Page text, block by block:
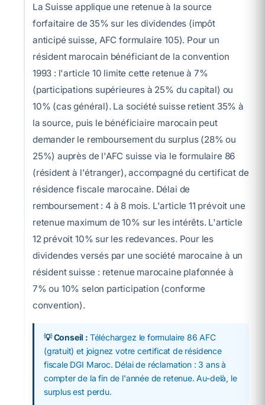
La Suisse applique une retenue à la source
forfaitaire de 35% sur les dividendes (impôt
anticipé suisse, AFC formulaire 105). Pour un
résident marocain bénéficiant de la convention
1993 : l'article 10 limite cette retenue à 7%
(participations supérieures à 25% du capital) ou
10% (cas général). La société suisse retient 35% à
la source, puis le bénéficiaire marocain peut
demander le remboursement du surplus (28% ou
25%) auprès de l'AFC suisse via le formulaire 86
(résident à l'étranger), accompagné du certificat de
résidence fiscale marocaine. Délai de
remboursement : 4 à 8 mois. L'article 11 prévoit une
retenue maximum de 10% sur les intérêts. L'article
12 prévoit 10% sur les redevances. Pour les
dividendes versés par une société marocaine à un
résident suisse : retenue marocaine plafonnée à
7% ou 10% selon participation (conforme
convention).
💡 Conseil : Téléchargez le formulaire 86 AFC
(gratuit) et joignez votre certificat de résidence
fiscale DGI Maroc. Délai de réclamation : 3 ans à
compter de la fin de l'année de retenue. Au-delà, le
surplus est perdu.